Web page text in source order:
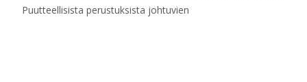
Puutteellisista perustuksista johtuvien